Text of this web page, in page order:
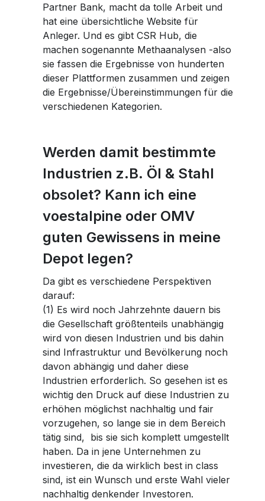
Partner Bank, macht da tolle Arbeit und
hat eine übersichtliche Website für
Anleger. Und es gibt CSR Hub, die
machen sogenannte Methaanalysen -also
sie fassen die Ergebnisse von hunderten
dieser Plattformen zusammen und zeigen
die Ergebnisse/Übereinstimmungen für die
verschiedenen Kategorien.
Werden damit bestimmte
Industrien z.B. Öl & Stahl
obsolet? Kann ich eine
voestalpine oder OMV
guten Gewissens in meine
Depot legen?
Da gibt es verschiedene Perspektiven
darauf:
(1) Es wird noch Jahrzehnte dauern bis
die Gesellschaft größtenteils unabhängig
wird von diesen Industrien und bis dahin
sind Infrastruktur und Bevölkerung noch
davon abhängig und daher diese
Industrien erforderlich. So gesehen ist es
wichtig den Druck auf diese Industrien zu
erhöhen möglichst nachhaltig und fair
vorzugehen, so lange sie in dem Bereich
tätig sind, bis sie sich komplett umgestellt
haben. Da in jene Unternehmen zu
investieren, die da wirklich best in class
sind, ist ein Wunsch und erste Wahl vieler
nachhaltig denkender Investoren.